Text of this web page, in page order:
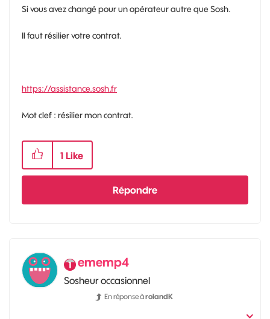
Si vous avez changé pour un opérateur autre que Sosh.
Il faut résilier votre contrat.
https://assistance.sosh.fr
Mot clef : résilier mon contrat.
1 Like
Répondre
ememp4
Sosheur occasionnel
En réponse àrolandK